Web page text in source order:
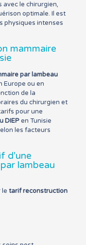
avec le chirurgien,
optimale. Il est
physiques intenses
mammaire
par lambeau
Europe ou en
de la
du chirurgien et
pour une
DIEPen Tunisie
les facteurs
d’une
lambeau
le tarif reconstruction